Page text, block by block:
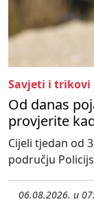
Savjeti i trikovi
Od danas
provjerite
Cijeli tjedan od
području
06.08.2026. u